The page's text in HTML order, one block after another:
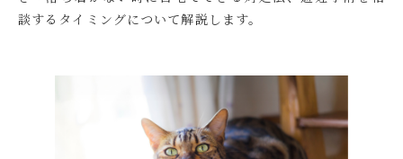
談するタイミングについて解説します。